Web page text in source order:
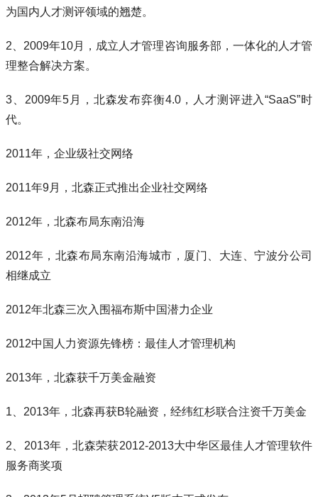
为国内人才测评领域的翘楚。
2、2009年10月，成立人才管理咨询服务部，一体化的人才管
理整合解决方案。
3、2009年5月，北森发布弈衡4.0，人才测评进入“SaaS”时
代。
2011年，企业级社交网络
2011年9月，北森正式推出企业社交网络
2012年，北森布局东南沿海
2012年，北森布局东南沿海城市，厦门、大连、宁波分公司
相继成立
2012年北森三次入围福布斯中国潜力企业
2012中国人力资源先锋榜：最佳人才管理机构
2013年，北森获千万美金融资
1、2013年，北森再获B轮融资，经纬红杉联合注资千万美金
2、2013年，北森荣获2012-2013大中华区最佳人才管理软件
服务商奖项